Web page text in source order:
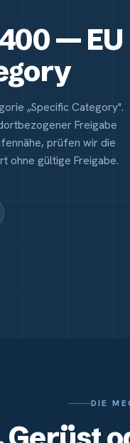
— EU
„Specific Category".
Freigabe
prüfen wir die
ohne gültige Freigabe.
DIE